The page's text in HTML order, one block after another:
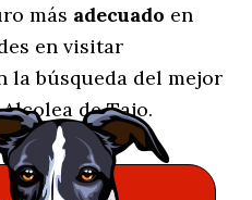
más adecuado en
en visitar
la búsqueda del mejor
de Tajo.